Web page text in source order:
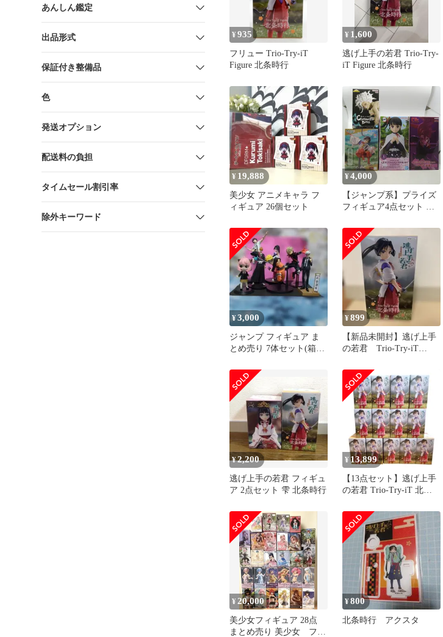
あんしん鑑定
出品形式
保証付き整備品
色
発送オプション
配送料の負担
タイムセール割引率
除外キーワード
¥935
フリュー Trio-Try-iT
Figure 北条時行
¥ 1,600
逃げ上手の若君 Trio-Try-
iT Figure 北条時行
¥ 19,888
美少女 アニメキャラ フ
ィギュア 26個セット
¥4,000
【ジャンプ系】プライズ
フィギュア4点セット 死
条時行 アイラ 僕のヒー
ローアカデミア 鬼滅の刃
逃げ上手の若君 ダンダダ
ン 2605BXsy15
¥3,000
ジャンプ フィギュア ま
とめ売り 7体セット(箱無
¥899
【新品未開封】逃げ上手
の若君 Trio-Try-iT
¥2,200
逃げ上手の若君 フィギュ
ア 2点セット 雫 北条時行
¥13,899
【13点セット】逃げ上手
の若君 Trio-Try-iT 北条
¥ 20,000
美少女フィギュア 28点
まとめ売り 美少女 フィ
¥800
北条時行 アクスタ